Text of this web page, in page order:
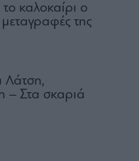
καλοκαίρι ο
της
Λάτση,
– Στα σκαριά